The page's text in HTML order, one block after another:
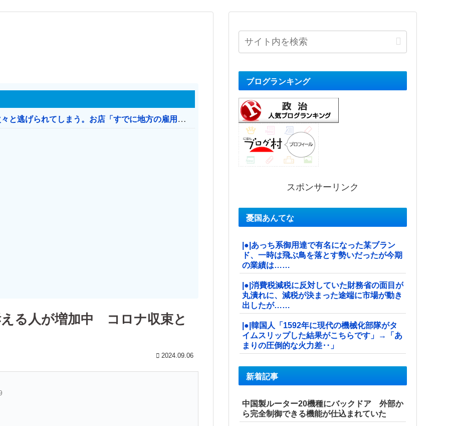
日本のお店、時給1500円でもミャンマー人に次々と逃げられてしまう。お店「すでに地方の雇用は崩壊」
る人が増加中 コロナ収束と
2024.09.06
ブログランキング
スポンサーリンク
憂国あんてな
|●|あっち系御用達で有名になった某ブラン
ド、一時は飛ぶ鳥を落とす勢いだったが今期
の業績は……
|●|消費税減税に反対していた財務省の面目が
丸潰れに、減税が決まった途端に市場が動き
出したが……
|●|韓国人「1592年に現代の機械化部隊がタ
イムスリップした結果がこちらです」→「あ
まりの圧倒的な火力差‥」
新着記事
中国製ルーター20機種にバックドア 外部か
ら完全制御できる機能が仕込まれていた